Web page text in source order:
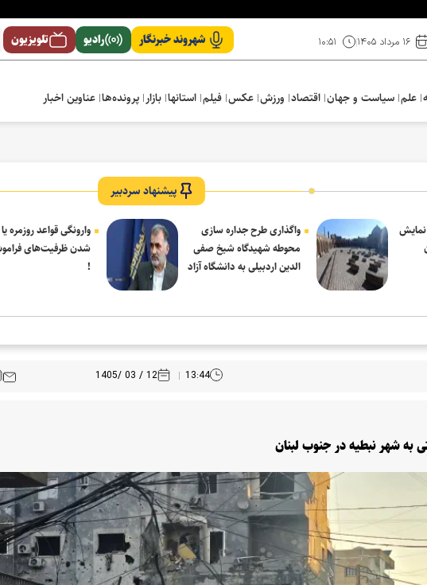
۱۶ مرداد ۱۴۰۵ ۱۰:۵۱ شهروند خبرنگار رادیو تلویزیون
علم سیاست و جهان اقتصاد ورزش عکس فیلم استانها بازار پرونده‌ها عناوین اخبار
پیشنهاد سردبیر
نمایش
واگذاری طرح جداره سازی
محوطه شهیدگاه شیخ صفی
الدین اردبیلی به دانشگاه آزاد
وارونگی قواعد روزمره
شدن ظرفیت‌های
!
13:44
12 / 03 /1405
به شهر نبطیه در جنوب لبنان